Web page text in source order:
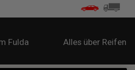
Fulda Alles über Reifen